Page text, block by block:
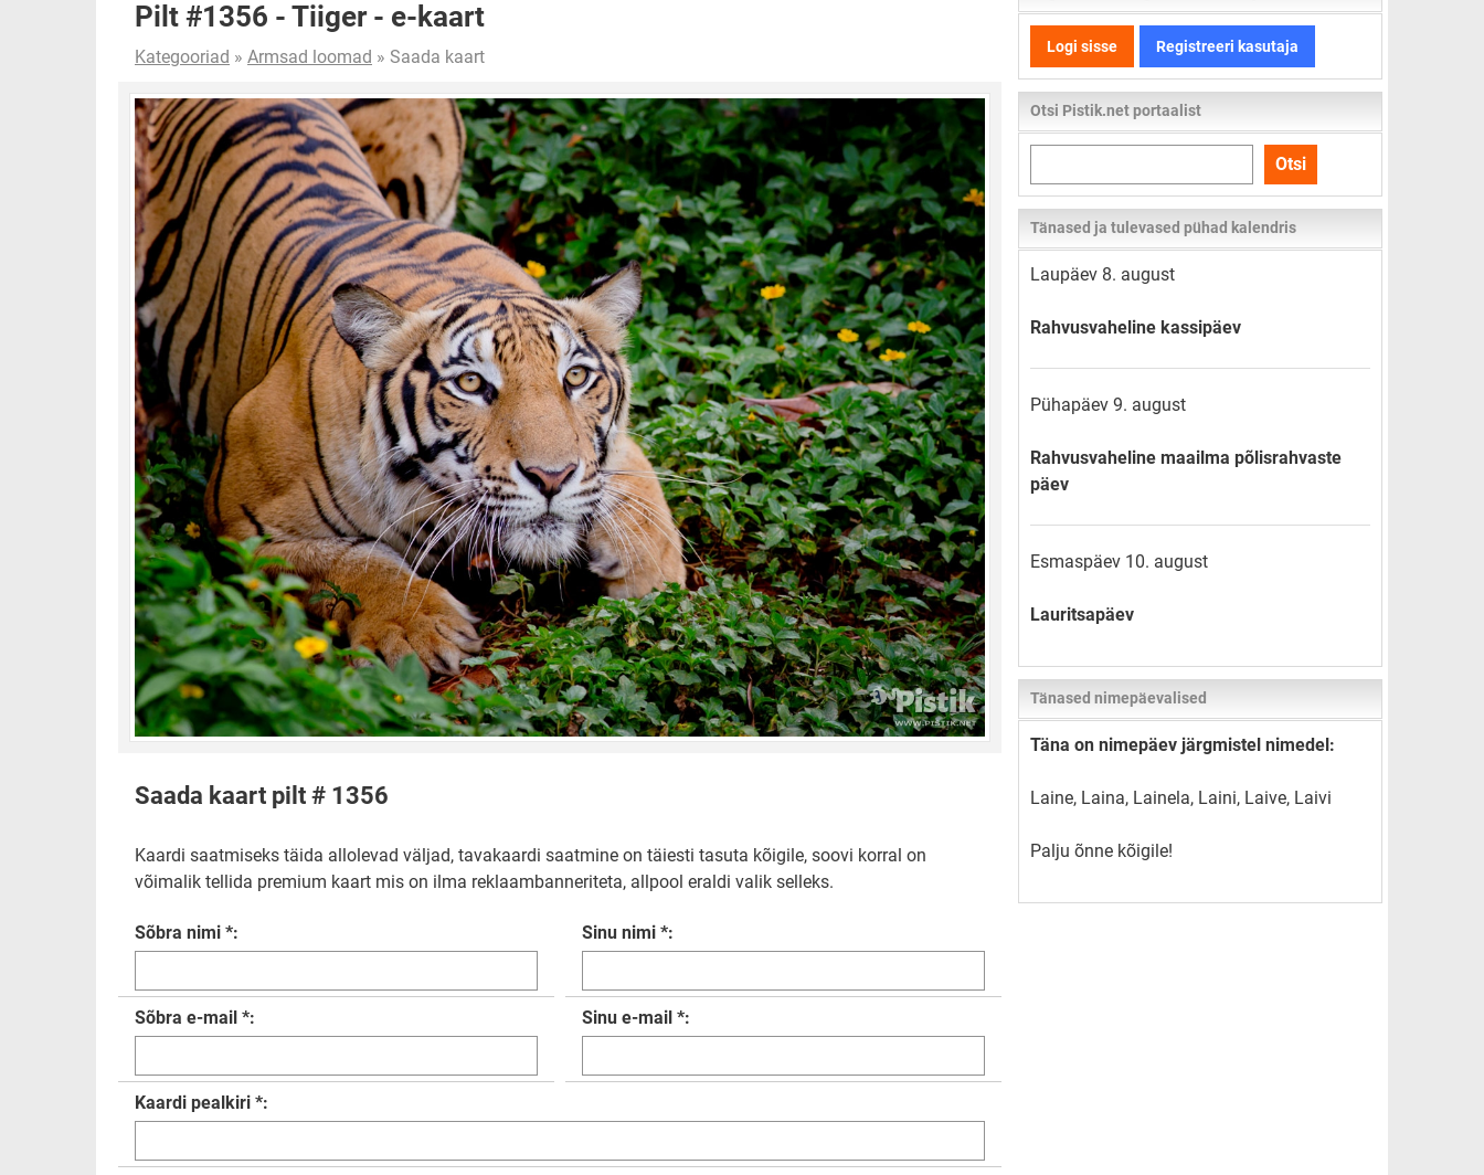
Pilt #1356 - Tiiger - e-kaart
Kategooriad » Armsad loomad » Saada kaart
Saada kaart pilt # 1356
Kaardi saatmiseks täida allolevad väljad, tavakaardi saatmine on täiesti tasuta kõigile, soovi korral on
võimalik tellida premium kaart mis on ilma reklaambanneriteta, allpool eraldi valik selleks.
Sõbra nimi *:
Sõbra e-mail *:
Sinu nimi *:
Sinu e-mail *:
Kaardi pealkiri *:
Logi sisse Registreeri kasutaja
Otsi Pistik.net portaalist
kogu
lehelt
Otsi
Tänased ja tulevased pühad kalendris
Laupäev 8. august
Rahvusvaheline kassipäev
Pühapäev 9. august
Rahvusvaheline maailma põlisrahvaste
päev
Esmaspäev 10. august
Lauritsapäev
Tänased nimepäevalised
Täna on nimepäev järgmistel nimedel:
Laine, Laina, Lainela, Laini, Laive, Laivi
Palju õnne kõigile!